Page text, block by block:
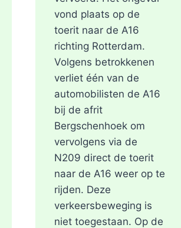
vond plaats op de
toerit naar de A16
richting Rotterdam.
Volgens betrokkenen
verliet één van de
automobilisten de A16
bij de afrit
Bergschenhoek om
vervolgens via de
N209 direct de toerit
naar de A16 weer op te
rijden. Deze
verkeersbeweging is
niet toegestaan. Op de